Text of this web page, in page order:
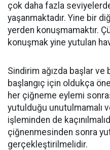
çok daha fazla
yaşanmaktadır. Yine bir
yerden konuşmamaktır.
konuşmak yine yutulan
Sindirim ağızda başlar
başlangıç için oldukça
her çiğneme eylemi
yutulduğu unutulmamalı
işleminden de
çiğnenmesinden sonra
gerçekleştirilmelidir.